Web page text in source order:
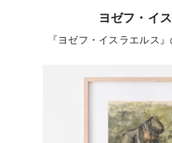
ヨゼフ・イ
『ヨゼフ・イスラエルス